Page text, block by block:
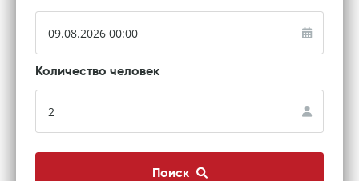
Количество человек
Поиск